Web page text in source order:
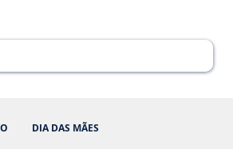
DIA DAS MÃES